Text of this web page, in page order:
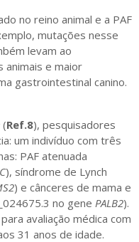
no reino animal e a PAF
mutações nesse
levam ao
animais e maior
gastrointestinal canino.
(Ref.8), pesquisadores
um indivíduo com três
PAF atenuada
), síndrome de Lynch
) e cânceres de mama e
no gene PALB2).
avaliação médica com
31 anos de idade.